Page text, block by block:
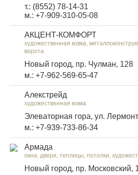
т.: (8552) 78-14-31
м.: +7-909-310-05-08
АКЦЕНТ-КОМФОРТ
художественная ковка,
ворота
Новый город, пр. Чулман, 128
м.: +7-962-569-65-47
Алекстрейд
художественная ковка
Элеваторная гора, ул.
м.: +7-939-733-86-34
Армада
окна, двери, теплицы, потолки,
Новый город, пр. Московский,